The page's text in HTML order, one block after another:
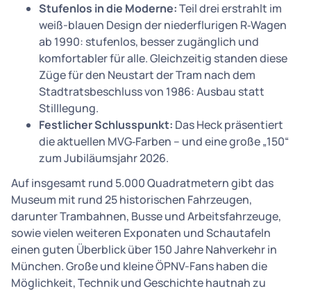
Stufenlos in die Moderne:Teil drei erstrahlt im
weiß-blauen Design der niederflurigen R‑Wagen
ab 1990: stufenlos, besser zugänglich und
komfortabler für alle. Gleichzeitig standen diese
Züge für den Neustart der Tram nach dem
Stadtratsbeschluss von 1986: Ausbau statt
Stilllegung.
Festlicher Schlusspunkt: Das Heck präsentiert
die aktuellen MVG‑Farben – und eine große „150“
zum Jubiläumsjahr 2026.
Auf insgesamt rund 5.000 Quadratmetern gibt das
Museum mit rund 25 historischen Fahrzeugen,
darunter Trambahnen, Busse und Arbeitsfahrzeuge,
sowie vielen weiteren Exponaten und Schautafeln
einen guten Überblick über 150 Jahre Nahverkehr in
München. Große und kleine ÖPNV-Fans haben die
Möglichkeit, Technik und Geschichte hautnah zu